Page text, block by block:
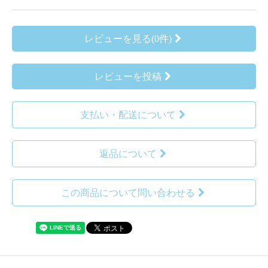
レビューを見る(0件)
レビューを投稿
支払い・配送について
返品について
この商品について問い合わせる